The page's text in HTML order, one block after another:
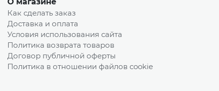
Как сделать заказ
Доставка и оплата
Условия использования сайта
Политика возврата товаров
Договор публичной оферты
Политика в отношении файлов cookie